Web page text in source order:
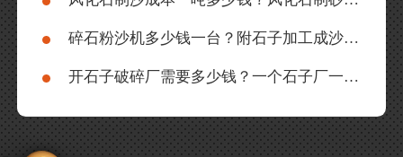
碎石粉沙机多少钱一台？附石子加工成沙子视频
开石子破碎厂需要多少钱？一个石子厂一年利润如何？